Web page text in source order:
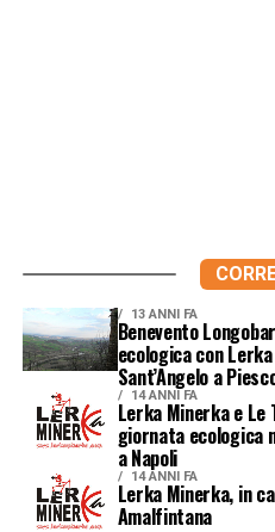
13 ANNI FA
Benevento
ecologica con
Sant’Angelo a
14 ANNI FA
Lerka Minerka e Le
giornata ecologica
a Napoli
14 ANNI FA
Lerka Minerka, in
Amalfintana